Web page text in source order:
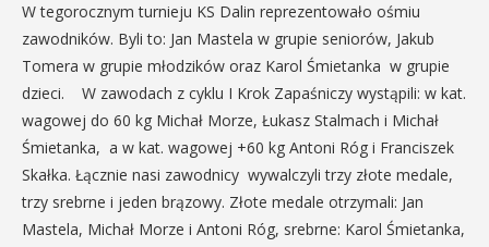
W tegorocznym turnieju KS Dalin reprezentowało ośmiu
zawodników. Byli to: Jan Mastela w grupie seniorów, Jakub
Tomera w grupie młodzików oraz Karol Śmietanka w grupie
dzieci. W zawodach z cyklu I Krok Zapaśniczy wystąpili: w kat.
wagowej do 60 kg Michał Morze, Łukasz Stalmach i Michał
Śmietanka, a w kat. wagowej +60 kg Antoni Róg i Franciszek
Skałka. Łącznie nasi zawodnicy wywalczyli trzy złote medale,
trzy srebrne i jeden brązowy. Złote medale otrzymali: Jan
Mastela, Michał Morze i Antoni Róg, srebrne: Karol Śmietanka,